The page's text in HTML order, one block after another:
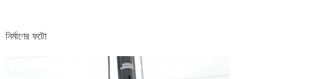
নির্মাণের ফটো